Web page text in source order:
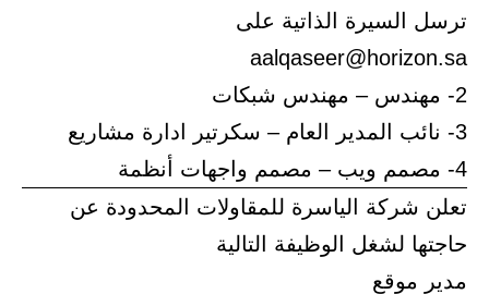
ترسل السيرة الذاتية على
aalqaseer@horizon.sa
2- مهندس – مهندس شبكات
3- نائب المدير العام – سكرتير ادارة مشاريع
4- مصمم ويب – مصمم واجهات أنظمة
تعلن شركة الياسرة للمقاولات المحدودة عن
حاجتها لشغل الوظيفة التالية
مدير موقع